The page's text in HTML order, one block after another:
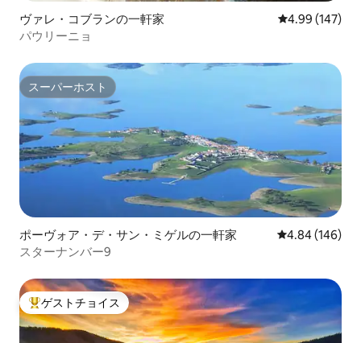
ヴァレ・コブランの一軒家 レビュー147
4.99 (147)
パウリーニョ
スーパーホスト
スーパーホスト
ポーヴォア・デ・サン・ミゲルの一軒家 レビュー146
4.84 (146)
スターナンバー9
大好評のゲストチョイスです。
ゲストチョイス